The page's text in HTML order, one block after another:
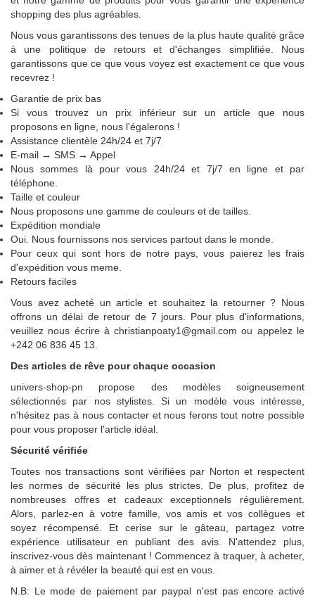
shopping des plus agréables.
Nous vous garantissons des tenues de la plus haute qualité grâce
à une politique de retours et d'échanges simplifiée. Nous
garantissons que ce que vous voyez est exactement ce que vous
recevrez !
Garantie de prix bas
Si vous trouvez un prix inférieur sur un article que nous
proposons en ligne, nous l'égalerons !
Assistance clientèle 24h/24 et 7j/7
E-mail → SMS → Appel
Nous sommes là pour vous 24h/24 et 7j/7 en ligne et par
téléphone.
Taille et couleur
Nous proposons une gamme de couleurs et de tailles.
Expédition mondiale
Oui. Nous fournissons nos services partout dans le monde.
Pour ceux qui sont hors de notre pays, vous paierez les frais
d'expédition vous meme.
Retours faciles
Vous avez acheté un article et souhaitez la retourner ? Nous
offrons un délai de retour de 7 jours. Pour plus d'informations,
veuillez nous écrire à christianpoaty1@gmail.com ou appelez le
+242 06 836 45 13.
Des articles de rêve pour chaque occasion
univers-shop-pn propose des modèles soigneusement
sélectionnés par nos stylistes. Si un modèle vous intéresse,
n'hésitez pas à nous contacter et nous ferons tout notre possible
pour vous proposer l'article idéal.
Sécurité vérifiée
Toutes nos transactions sont vérifiées par Norton et respectent
les normes de sécurité les plus strictes. De plus, profitez de
nombreuses offres et cadeaux exceptionnels régulièrement.
Alors, parlez-en à votre famille, vos amis et vos collègues et
soyez récompensé. Et cerise sur le gâteau, partagez votre
expérience utilisateur en publiant des avis. N'attendez plus,
inscrivez-vous dès maintenant ! Commencez à traquer, à acheter,
à aimer et à révéler la beauté qui est en vous.
N.B: Le mode de paiement par paypal n'est pas encore activé